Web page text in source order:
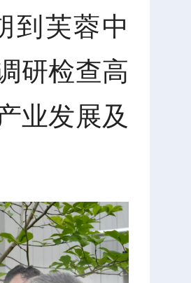
到芙蓉中
研检查高
业发展及